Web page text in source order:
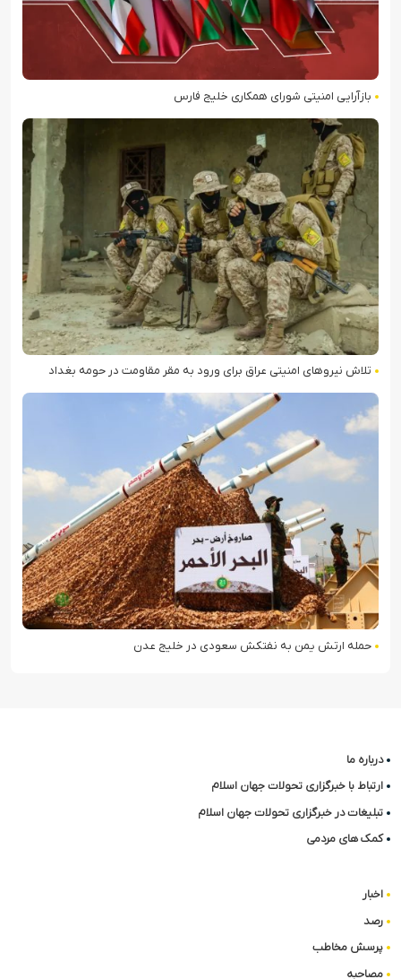
بازآرایی امنیتی شورای همکاری خلیج فارس
تلاش نیروهای امنیتی عراق برای ورود به مقر مقاومت در حومه بغداد
حمله ارتش یمن به نفتکش سعودی در خلیج عدن
درباره ما
ارتباط با خبرگزاری تحولات جهان اسلام
تبلیغات در خبرگزاری تحولات جهان اسلام
کمک های مردمی
اخبار
رصد
پرسش مخاطب
مصاحبه